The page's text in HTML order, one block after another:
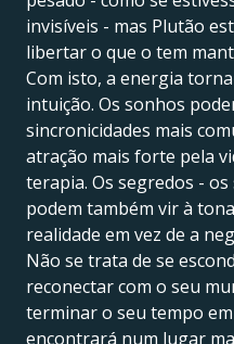
invisíveis - mas Plutão
libertar o que o tem
Com isto, a energia
intuição. Os sonhos
sincronicidades mais
atração mais forte pela
terapia. Os segredos - os
podem também vir à
realidade em vez de a
Não se trata de se
reconectar com o seu
terminar o seu tempo em
encontrará num lugar